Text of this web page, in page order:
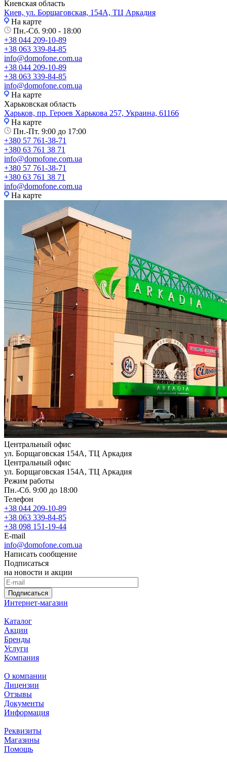
Киевская область
Киев, ул. Борщаговская, 154А, ТЦ Аркадия
На карте
Пн.-Сб. 9:00 - 18:00
+38 044 209-10-89
+38 063 339-84-85
info@domofone.com.ua
+38 044 209-10-89
+38 063 339-84-85
info@domofone.com.ua
На карте
Харьковская область
Харьков, пр. Героев Харькова 257, Украина, 61166
На карте
Пн.-Пт. 9:00 до 17:00
+380 57 761-38-71
+380 63 761 38 71
info@domofone.com.ua
+380 57 761-38-71
+380 63 761 38 71
info@domofone.com.ua
На карте
Центральный офис
ул. Борщаговская 154А, ТЦ Аркадия
Центральный офис
ул. Борщаговская 154А, ТЦ Аркадия
Режим работы
Пн.-Сб. 9:00 до 18:00
Телефон
+38 044 209-10-89
+38 063 339-84-85
+38 098 151-19-44
E-mail
info@domofone.com.ua
Написать сообщение
Подписаться
на новости и акции
Подписаться
Интернет-магазин
Каталог
Акции
Бренды
Услуги
Компания
О компании
Лицензии
Отзывы
Документы
Информация
Реквизиты
Магазины
Помощь